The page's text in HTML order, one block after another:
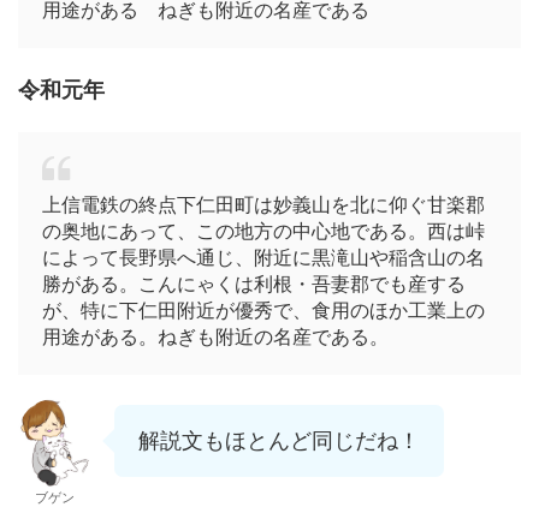
用途がある ねぎも附近の名産である
令和元年
上信電鉄の終点下仁田町は妙義山を北に仰ぐ甘楽郡
の奥地にあって、この地方の中心地である。西は峠
によって長野県へ通じ、附近に黒滝山や稲含山の名
勝がある。こんにゃくは利根・吾妻郡でも産する
が、特に下仁田附近が優秀で、食用のほか工業上の
用途がある。ねぎも附近の名産である。
ブゲン
解説文もほとんど同じだね！